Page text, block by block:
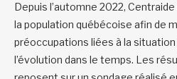
Depuis l’automne 2022,
la population québécoise afin de
préoccupations liées à la situation
l’évolution dans le temps. Les